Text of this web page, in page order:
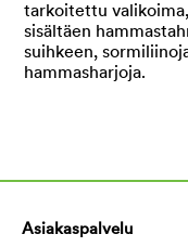
Asiakaspalvelu